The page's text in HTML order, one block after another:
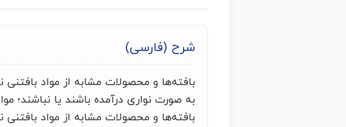
شرح (فارسی)
بافته‌ها و محصولات مشابه از مواد بافتنی
به صورت نواری درآمده باشند یا نباشند؛
بافته‌ها و محصولات مشابه از مواد بافتنی